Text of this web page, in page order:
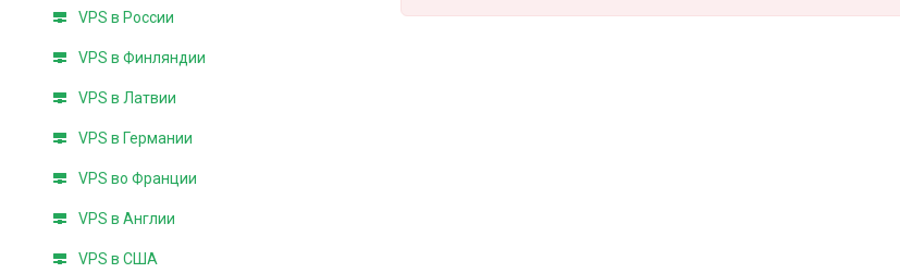
VPS в России
VPS в Финляндии
VPS в Латвии
VPS в Германии
VPS во Франции
VPS в Англии
VPS в США